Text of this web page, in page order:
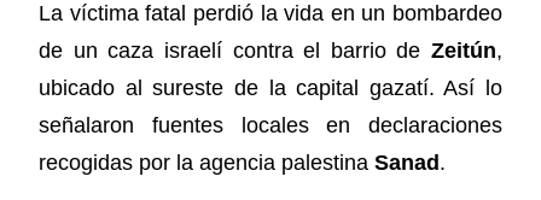
La víctima fatal perdió la vida en un bombardeo
de un caza israelí contra el barrio de Zeitún,
ubicado al sureste de la capital gazatí. Así lo
señalaron fuentes locales en declaraciones
recogidas por la agencia palestinaSanad .